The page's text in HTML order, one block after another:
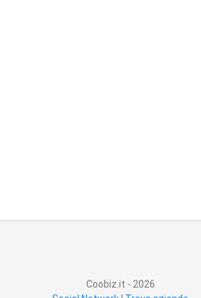
Coobiz.it - 2026